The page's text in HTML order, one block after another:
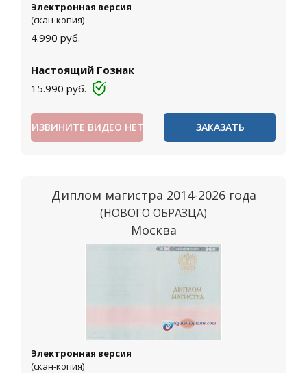
Электронная версия
(скан-копия)
4.990 руб.
Настоящий Гознак
15.990 руб.
ИЗВИНИТЕ ВИДЕО НЕТ ЗАКАЗАТЬ
Диплом магистра 2014-2026 года
(НОВОГО ОБРАЗЦА)
Москва
Электронная версия
(скан-копия)